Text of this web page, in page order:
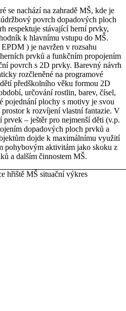
se nachází na zahradě MŠ, kde je
povrch dopadových ploch
respektuje stávající herní prvky,
k hlavnímu vstupu do MŠ.
) je navržen v rozsahu
prvků a funkčním propojením
povrch s 2D prvky. Barevný návrh
rozčleněné na programové
předškolního věku formou 2D
určování rostlin, barev, čísel,
pojednání plochy s motivy je svou
prostor k rozvíjení vlastní fantazie. V
– ještěr pro nejmenší děti (v.p.
dopadových ploch prvků a
dojde k maximálnímu využití
pohybovým aktivitám jako skoku z
a dalším činnostem MŠ.